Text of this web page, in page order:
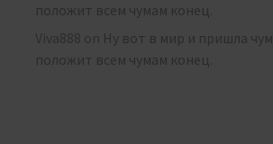
положит всем чумам конец.
Viva888 on Ну вот в мир и пришла
положит всем чумам конец.